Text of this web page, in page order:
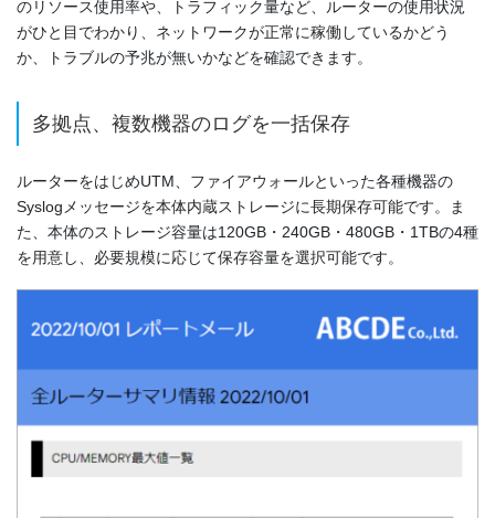
のリソース使用率や、トラフィック量など、ルーターの使用状況
がひと目でわかり、ネットワークが正常に稼働しているかどう
か、トラブルの予兆が無いかなどを確認できます。
多拠点、複数機器のログを一括保存
ルーターをはじめUTM、ファイアウォールといった各種機器の
Syslogメッセージを本体内蔵ストレージに長期保存可能です。ま
た、本体のストレージ容量は120GB・240GB・480GB・1TBの4種
を用意し、必要規模に応じて保存容量を選択可能です。